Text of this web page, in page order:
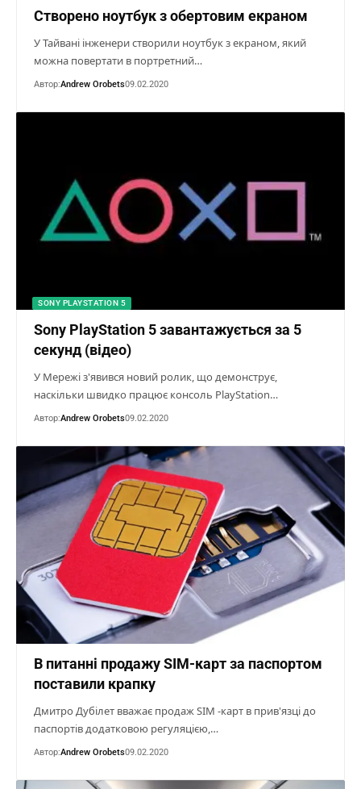
Створено ноутбук з обертовим екраном
У Тайвані інженери створили ноутбук з екраном, який
можна повертати в портретний…
Автор:Andrew Orobets09.02.2020
SONY PLAYSTATION 5
Sony PlayStation 5 завантажується за 5
секунд (відео)
У Мережі з'явився новий ролик, що демонструє,
наскільки швидко працює консоль PlayStation…
Автор:Andrew Orobets09.02.2020
В питанні продажу SIM-карт за паспортом
поставили крапку
Дмитро Дубілет вважає продаж SIM -карт в прив'язці до
паспортів додатковою регуляцією,…
Автор:Andrew Orobets09.02.2020